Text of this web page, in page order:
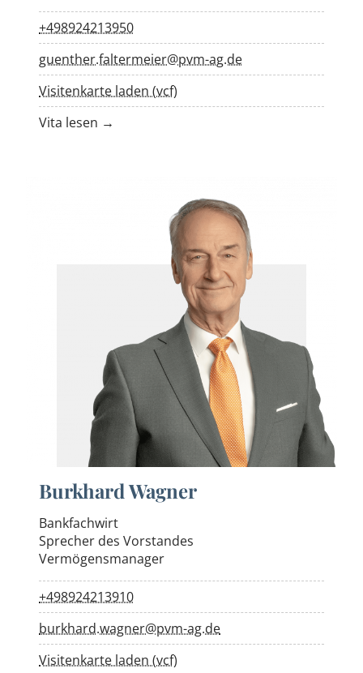
+498924213950
guenther.faltermeier@pvm-ag.de
Visitenkarte laden (vcf)
Vita lesen →
Burkhard Wagner
Bankfachwirt
Sprecher des Vorstandes
Vermögensmanager
+498924213910
burkhard.wagner@pvm-ag.de
Visitenkarte laden (vcf)